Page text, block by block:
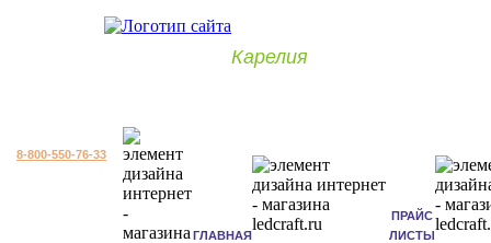
Карелия
8-800-550-76-33
ГЛАВНАЯ
ПРАЙС
ЛИСТЫ